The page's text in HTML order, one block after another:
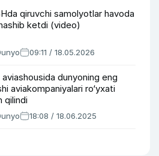
qiruvchi samolyotlar havoda
ketdi (video)
09:11 / 18.05.2026
aviashousida dunyoning eng
aviakompaniyalari ro‘yxati
qilindi
18:08 / 18.06.2025